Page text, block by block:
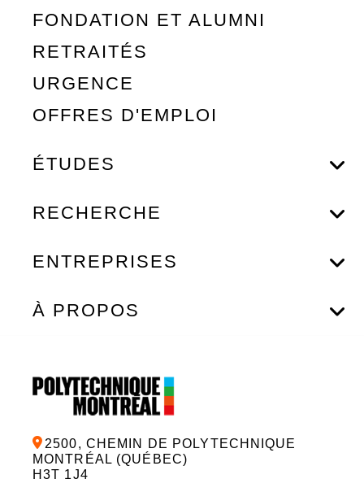
FONDATION ET ALUMNI
RETRAITÉS
URGENCE
OFFRES D'EMPLOI
ÉTUDES
RECHERCHE
ENTREPRISES
À PROPOS
2500, CHEMIN DE POLYTECHNIQUE
MONTRÉAL (QUÉBEC)
H3T 1J4